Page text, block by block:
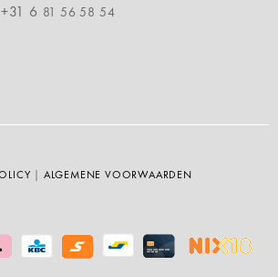
6 81 56 58 54
| ALGEMENE VOORWAARDEN